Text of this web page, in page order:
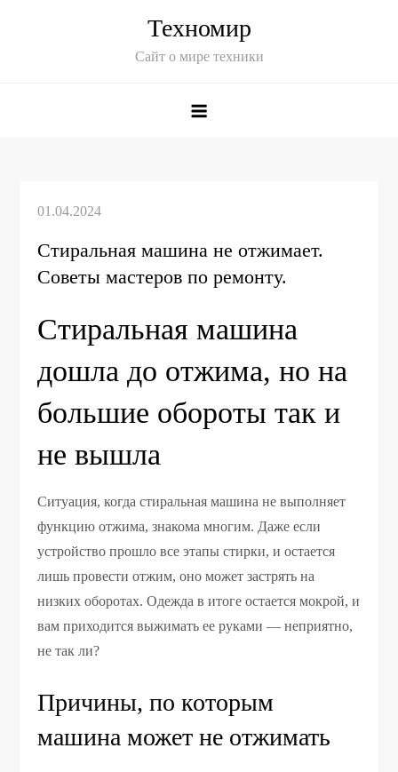
Техномир
Сайт о мире техники
Стиральная машина не отжимает.
Советы мастеров по ремонту.
Стиральная машина
дошла до отжима, но на
большие обороты так и
не вышла
Ситуация, когда стиральная машина не выполняет
функцию отжима, знакома многим. Даже если
устройство прошло все этапы стирки, и остается
лишь провести отжим, оно может застрять на
низких оборотах. Одежда в итоге остается мокрой, и
вам приходится выжимать ее руками — неприятно,
не так ли?
Причины, по которым
машина может не отжимать